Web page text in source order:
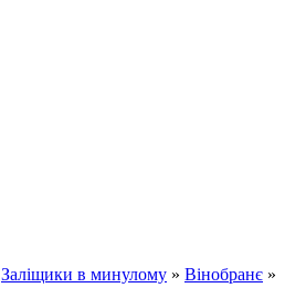
Заліщики в минулому » Вінобранє »